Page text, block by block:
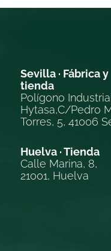
Sevilla · Fábrica y
tienda
Polígono
Hytasa,C/Pedro
Torres, 5, 41006
Huelva · Tienda
Calle Marina, 8,
21001, Huelva